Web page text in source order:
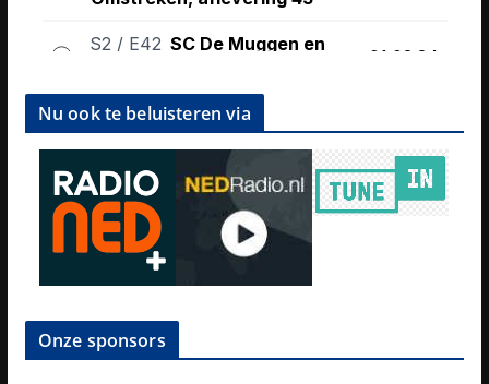
Nu ook te beluisteren via
Onze sponsors